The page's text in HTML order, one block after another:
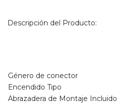
Descripción del Producto:
Género de conector
Encendido Tipo
Abrazadera de Montaje Incluido